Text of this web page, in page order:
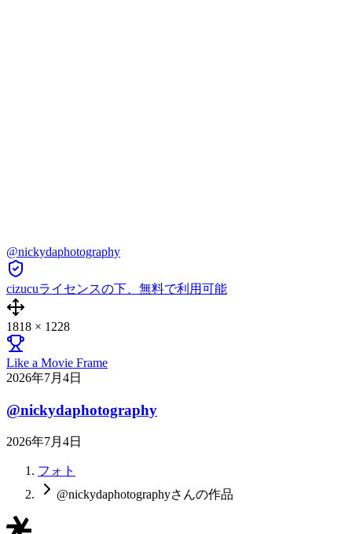
@nickydaphotography
cizucuライセンスの下、無料で利用可能
1818 × 1228
Like a Movie Frame
2026年7月4日
@nickydaphotography
2026年7月4日
フォト
@nickydaphotographyさんの作品